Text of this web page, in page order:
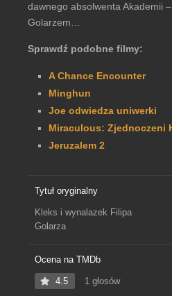
dawnego absolwenta Akademii
Golarzem…
Sprawdź podobne filmy:
A Chance Encounter
Minghun
Joe odwiedza uniwerki
Miraculous: Zjednoczeni
Jeruzalem 2
Tytuł oryginalny
Kleks i wynalazek Filipa
Golarza
Ocena na TMDb
4.5 1 głosów